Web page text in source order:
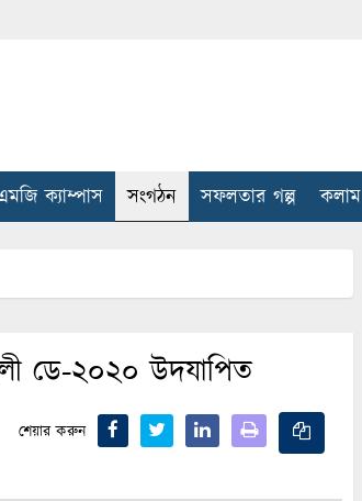
ক্যাম্পাস সংগঠন সফলতার গল্প কলাম
ডে-২০২০ উদযাপিত
শেয়ার করুন